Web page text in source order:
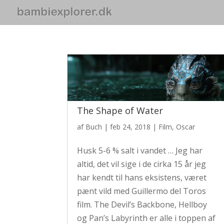
The Shape of Water
af Buch |feb 24, 2018 | Film, Oscar
Husk 5-6 % salt i vandet … Jeg har
altid, det vil sige i de cirka 15 år jeg
har kendt til hans eksistens, været
pænt vild med Guillermo del Toros
film. The Devil’s Backbone, Hellboy
og Pan’s Labyrinth er alle i toppen af